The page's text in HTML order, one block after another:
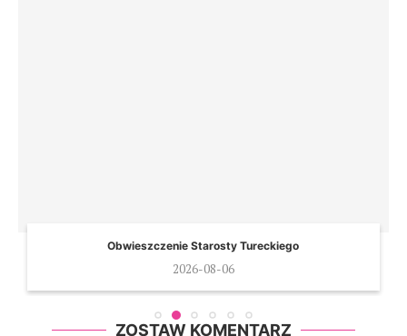
Obwieszczenie Starosty Tureckiego
2026-08-06
ZOSTAW KOMENTARZ